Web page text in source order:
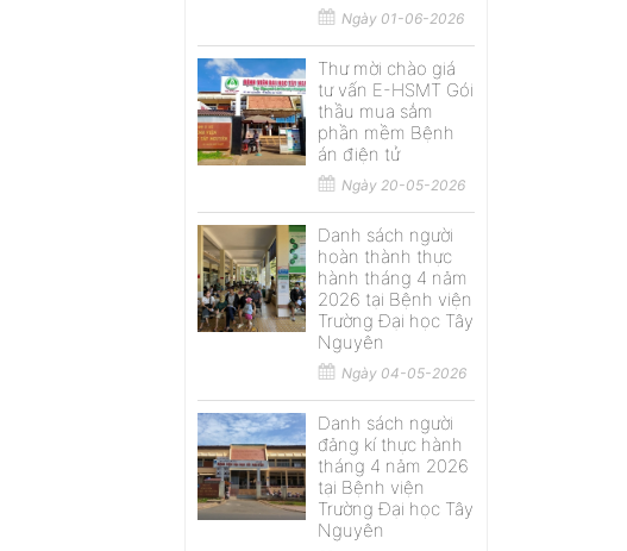
Ngày 01-06-2026
Thư mời chào giá
tư vấn E-HSMT Gói
thầu mua sắm
phần mềm Bệnh
án điện tử
Ngày 20-05-2026
Danh sách người
hoàn thành thực
hành tháng 4 năm
2026 tại Bệnh viện
Trường Đại học Tây
Nguyên
Ngày 04-05-2026
Danh sách người
đăng kí thực hành
tháng 4 năm 2026
tại Bệnh viện
Trường Đại học Tây
Nguyên